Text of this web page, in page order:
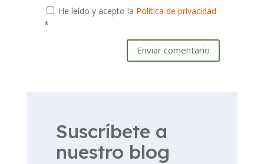
He leído y acepto la Política de privacidad
*
Enviar comentario
Suscríbete a
nuestro blog